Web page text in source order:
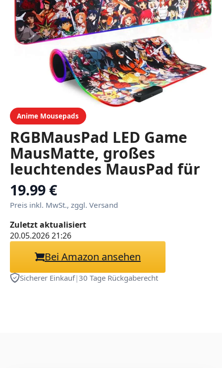
Anime Mousepads
RGBMausPad LED Game
MausMatte, großes
leuchtendes MausPad für
Computer Tastatur,
farbenfrohe weiche Matte
mit Anti-Slip Gummi Basis,
wasserdichte MausMatte
(9040 dajihe)
19.99 €
Preis inkl. MwSt., zggl. Versand
Zuletzt aktualisiert
20.05.2026 21:26
Bei Amazon ansehen
Sicherer Einkauf|30 Tage Rückgaberecht